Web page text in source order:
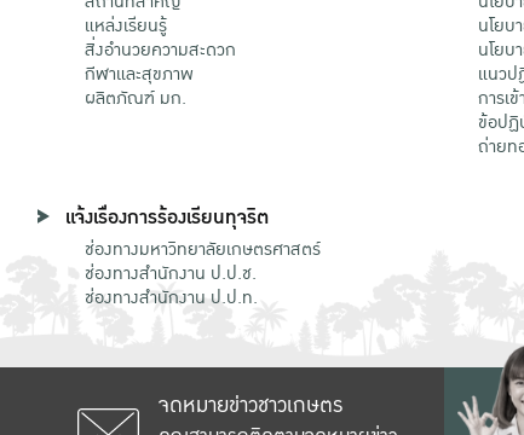
แหล่งเรียนรู้
สิ่งอำนวยความสะดวก
กีฬาและสุขภาพ
ผลิตภัณฑ์ มก.
นโยบ
นโยบ
แนว
การเ
ข้อปฏิ
ถ่าย
แจ้งเรื่องการร้องเรียนทุจริต
ช่องทางมหาวิทยาลัยเกษตรศาสตร์
ช่องทางสำนักงาน ป.ป.ช.
ช่องทางสำนักงาน ป.ป.ท.
จดหมายข่าวชาวเกษตร